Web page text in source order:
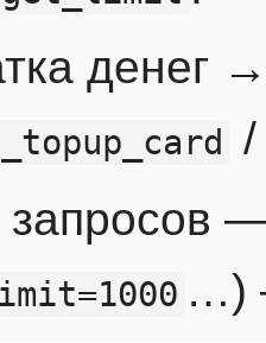
денег
запросов
…)